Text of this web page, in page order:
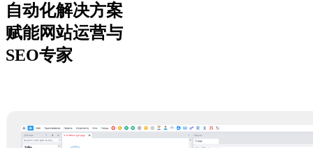
自动化解决方案
赋能网站运营与
SEO专家